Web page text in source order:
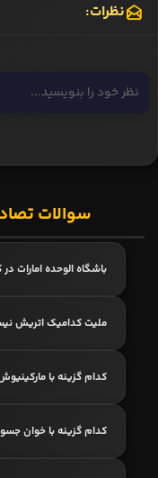
نظرات:
سوالات
باشگاه الوحده امارات
ملیت کدامیک اتریش
کدام گزینه با
کدام گزینه با خوان